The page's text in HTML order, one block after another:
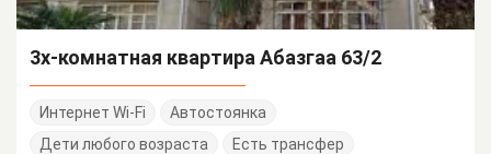
3х-комнатная квартира Абазгаа 63/2
Интернет Wi-Fi
Автостоянка
Дети любого возраста
Есть трансфер